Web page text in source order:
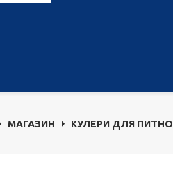
МАГАЗИН КУЛЕРИ ДЛЯ